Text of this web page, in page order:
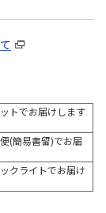
トでお届けします
(簡易書留)でお届
クライトでお届け